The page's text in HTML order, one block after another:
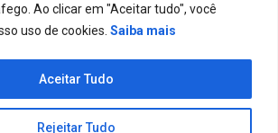
Ao clicar em "Aceitar tudo", você
uso de cookies. Saiba mais
Rejeitar Tudo
Aceitar Tudo
direitos reservados 2024.
by WordPress|Theme: Allure News
Candid Themes